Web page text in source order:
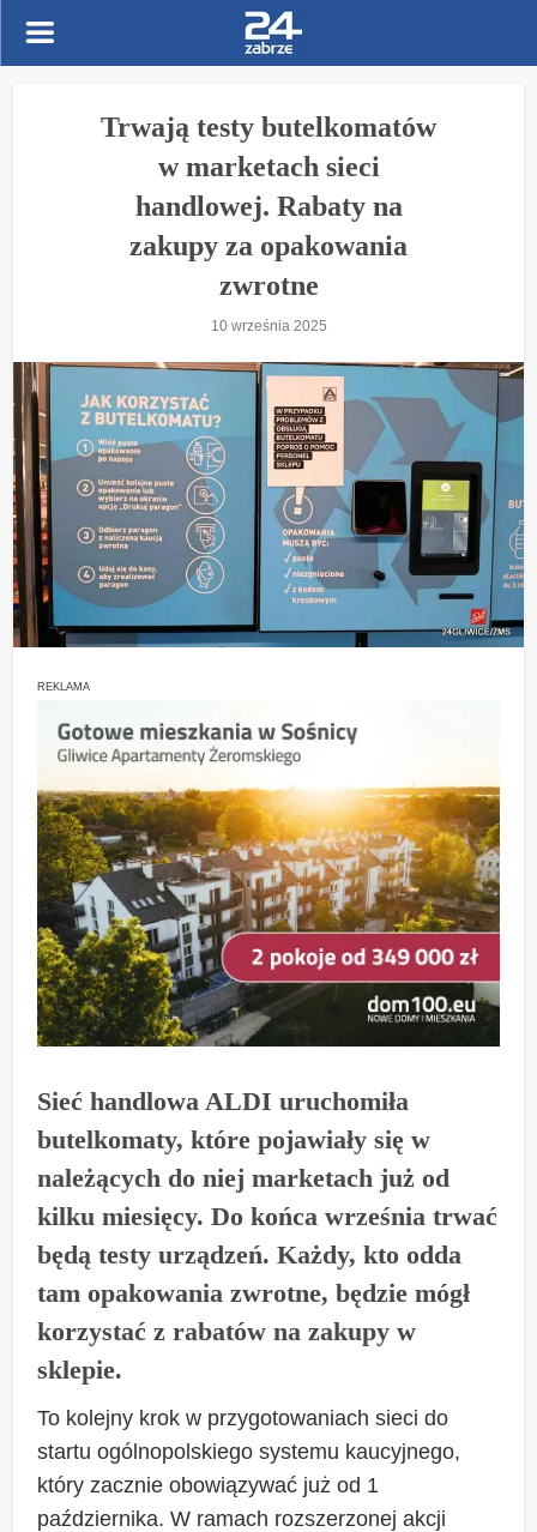
Trwają testy butelkomatów
w marketach sieci
handlowej. Rabaty na
zakupy za opakowania
zwrotne
10 września 2025
REKLAMA
Sieć handlowa ALDI uruchomiła
butelkomaty, które pojawiały się w
należących do niej marketach już od
kilku miesięcy. Do końca września trwać
będą testy urządzeń. Każdy, kto odda
tam opakowania zwrotne, będzie mógł
korzystać z rabatów na zakupy w
sklepie.
To kolejny krok w przygotowaniach sieci do
startu ogólnopolskiego systemu kaucyjnego,
który zacznie obowiązywać już od 1
października. W ramach rozszerzonej akcji